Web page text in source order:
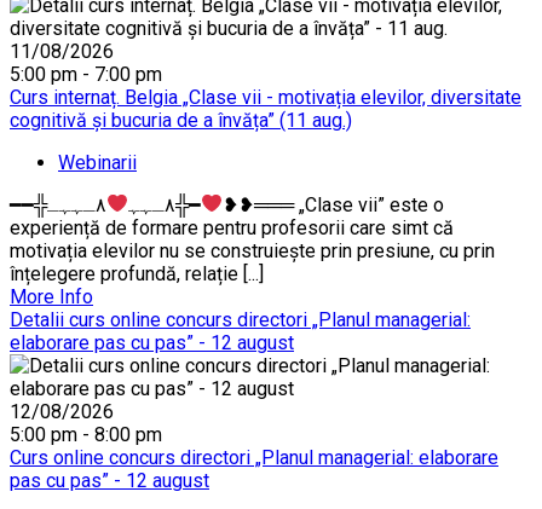
11/08/2026
5:00 pm - 7:00 pm
Curs internaț. Belgia „Clase vii - motivația elevilor, diversitate
cognitivă și bucuria de a învăța” (11 aug.)
Webinarii
━━╬٨ـﮩﮩ٨ـﮩﮩـ╬━
❥❥═══ „Clase vii” este o
experiență de formare pentru profesorii care simt că
motivația elevilor nu se construiește prin presiune, cu prin
înțelegere profundă, relație [...]
More Info
Detalii curs online concurs directori „Planul managerial:
elaborare pas cu pas” - 12 august
12/08/2026
5:00 pm - 8:00 pm
Curs online concurs directori „Planul managerial: elaborare
pas cu pas” - 12 august